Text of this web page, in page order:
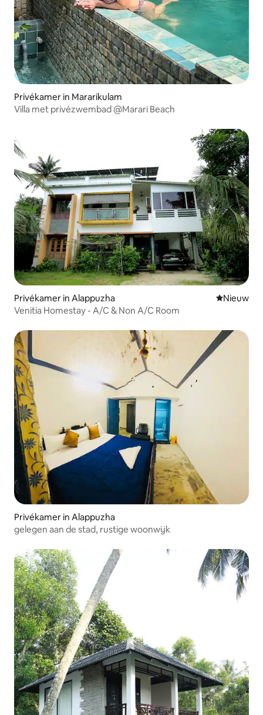
Privékamer in Mararikulam
Villa met privézwembad @Marari Beach
Privékamer in Alappuzha Nieuwe
Nieuw
Venitia Homestay - A/C & Non A/C Room
Privékamer in Alappuzha
gelegen aan de stad, rustige woonwijk